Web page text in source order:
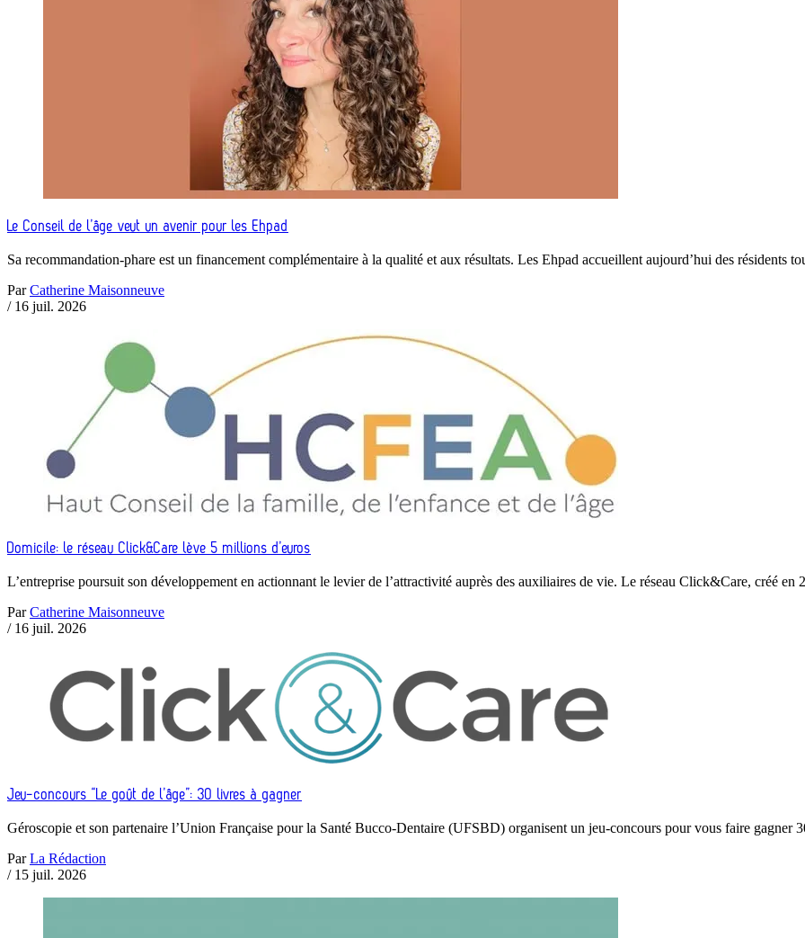
Le Conseil de l’âge veut un avenir pour les Ehpad
Sa recommandation-phare est un financement complémentaire à la qualité et aux résultats. Les Ehpad accueillent aujourd’hui des résidents
Par Catherine Maisonneuve
/ 16 juil. 2026
Domicile: le réseau Click&Care lève 5 millions d’euros
L’entreprise poursuit son développement en actionnant le levier de l’attractivité auprès des auxiliaires de vie. Le réseau Click&Care, créé en
Par Catherine Maisonneuve
/ 16 juil. 2026
Jeu-concours “Le goût de l’âge”: 30 livres à gagner
Géroscopie et son partenaire l’Union Française pour la Santé Bucco-Dentaire (UFSBD) organisent un jeu-concours pour vous faire
Par La Rédaction
/ 15 juil. 2026